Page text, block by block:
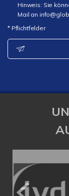
Hinweis: Sie
Mail an
* Pflichtfelder